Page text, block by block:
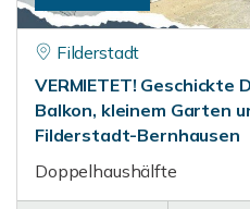
Filderstadt
VERMIETET!
Balkon, kleinem Garten
Filderstadt-Bernhausen
Doppelhaushälfte